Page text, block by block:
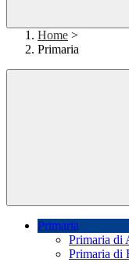
Home >
Primaria
Primaria
Primaria di
Primaria di